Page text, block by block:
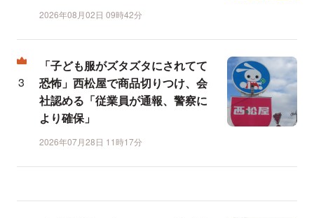
2026年08月02日 09時42分
「子ども服がズタズタにされてて
恐怖」西松屋で商品切りつけ、会
社認める「従業員が通報、警察に
より確保」
2026年07月28日 11時17分